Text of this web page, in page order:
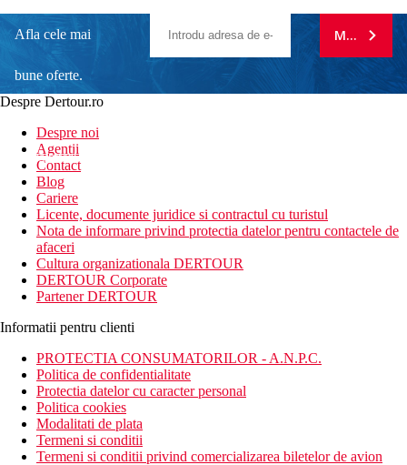
Afla cele mai
bune oferte.
newsletter!
MA
Despre Dertour.ro
Despre noi
Agentii
Contact
Blog
Cariere
Licente, documente juridice si contractul cu turistul
Nota de informare privind protectia datelor pentru contactele de
afaceri
Cultura organizationala DERTOUR
DERTOUR Corporate
Partener DERTOUR
Informatii pentru clienti
PROTECTIA CONSUMATORILOR - A.N.P.C.
Politica de confidentialitate
Protectia datelor cu caracter personal
Politica cookies
Modalitati de plata
Termeni si conditii
Termeni si conditii privind comercializarea biletelor de avion